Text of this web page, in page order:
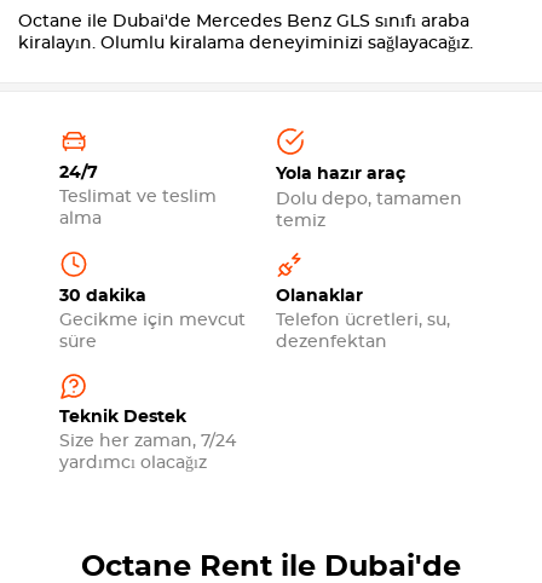
Octane ile Dubai'de Mercedes Benz GLS sınıfı araba
kiralayın. Olumlu kiralama deneyiminizi sağlayacağız.
24/7
Teslimat ve teslim
alma
Yola hazır araç
Dolu depo, tamamen
temiz
30 dakika
Gecikme için mevcut
süre
Olanaklar
Telefon ücretleri, su,
dezenfektan
Teknik Destek
Size her zaman, 7/24
yardımcı olacağız
Octane Rent ile Dubai'de